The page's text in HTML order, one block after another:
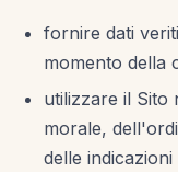
fornire dati
momento della
utilizzare il Sito
morale,
delle